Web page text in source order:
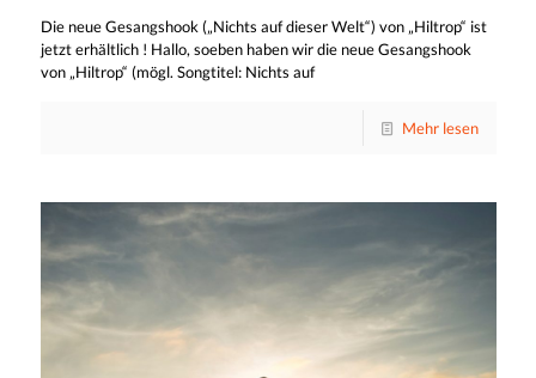
Die neue Gesangshook („Nichts auf dieser Welt“) von „Hiltrop“ ist
jetzt erhältlich ! Hallo, soeben haben wir die neue Gesangshook
von „Hiltrop“ (mögl. Songtitel: Nichts auf
Mehr lesen